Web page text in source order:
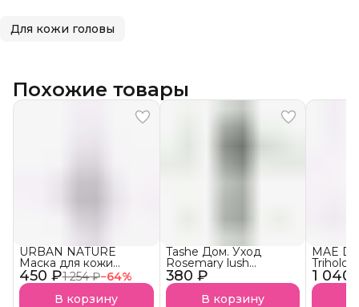
Для кожи головы
Похожие товары
450 ₽1 254 ₽−64%
URBAN NATURE
Маска для кожи
головы ANTI-
DANDRUFF против
перхоти АКЦИЯ!
В корзину
380 ₽
Tashe Дом. Уход
Rosemary lush
Сыворотка-бустер для
кожи головы
В корзину
1 040
MAE
кожи